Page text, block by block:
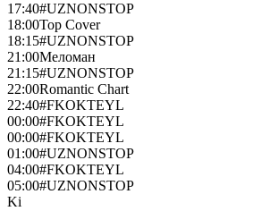
17:40#UZNONSTOP
18:00Top Cover
18:15#UZNONSTOP
21:00Меломан
21:15#UZNONSTOP
22:00Romantic Chart
22:40#FKOKTEYL
00:00#FKOKTEYL
00:00#FKOKTEYL
01:00#UZNONSTOP
04:00#FKOKTEYL
05:00#UZNONSTOP
Ki